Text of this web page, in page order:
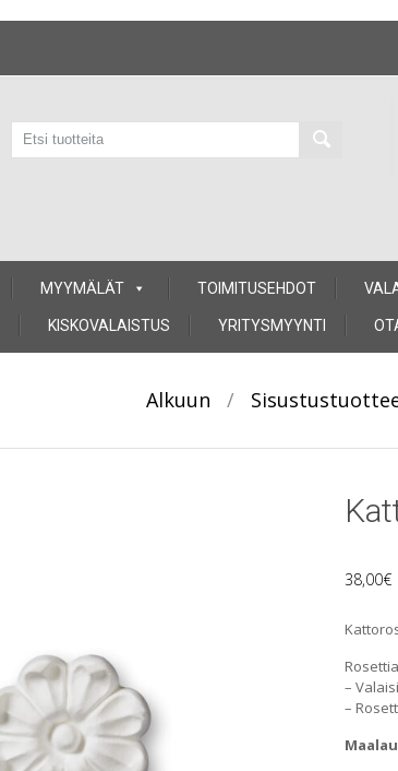
MYYMÄLÄT TOIMITUSEHDOT
KISKOVALAISTUS YRITYSMYYNTI
Alkuun /
38,00€
–
–